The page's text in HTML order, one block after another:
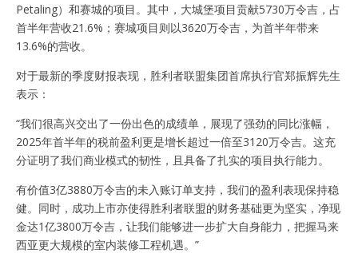
Petaling）和赛城的项目。其中，大城堡项目贡献5730万令吉，占
首半年营收21.6%；赛城项目则以3620万令吉，为首半年带来
13.6%的营收。
对于最新的季度财报表现，胜利者联盟集团首席执行官郑振辉先生
表示：
“我们很高兴交出了一份出色的成绩单，展现了强劲的同比涨幅，
2025年首半年的税前盈利更是增长超过一倍至3120万令吉。这充
分证明了我们商业模式的韧性，且具备了扎实的项目执行能力。
有价值3亿3880万令吉的未入账订单支持，我们的盈利表现保持稳
健。同时，成功上市亦使得胜利者联盟的财务基础更为坚实，净现
金达1亿3800万令吉，让我们能够进一步扩大自身能力，把握马来
西亚更大规模的室内装修工程机遇。”